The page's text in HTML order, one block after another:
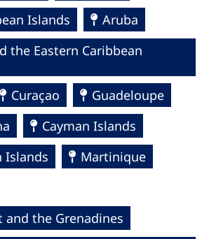
Islands
Aruba
the Eastern Caribbean
Curaçao
Guadeloupe
Cayman Islands
Islands
Martinique
and the Grenadines